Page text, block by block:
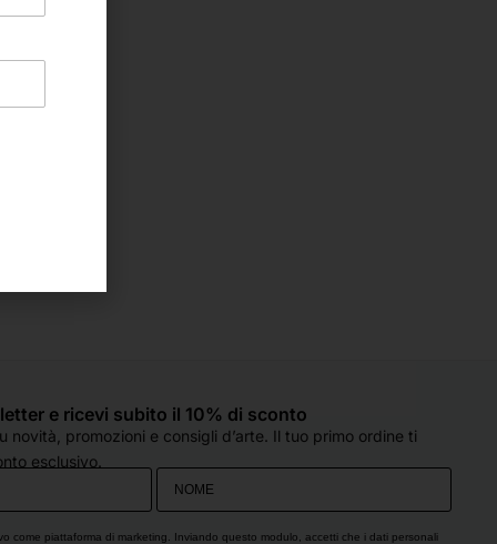
e ricevi subito il 10% di sconto
novità, promozioni e consigli d’arte. Il tuo primo ordine ti
esclusivo.
come piattaforma di marketing. Inviando questo modulo, accetti che i dati personali